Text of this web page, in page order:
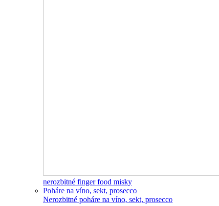
nerozbitné finger food misky
Poháre na víno, sekt, prosecco
Nerozbitné poháre na víno, sekt, prosecco